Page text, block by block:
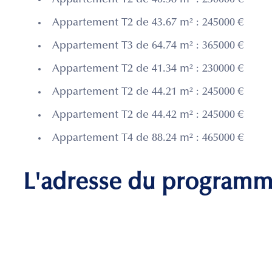
Appartement T2 de 43.67 m² : 245000 €
Appartement T3 de 64.74 m² : 365000 €
Appartement T2 de 41.34 m² : 230000 €
Appartement T2 de 44.21 m² : 245000 €
Appartement T2 de 44.42 m² : 245000 €
Appartement T4 de 88.24 m² : 465000 €
L'adresse du